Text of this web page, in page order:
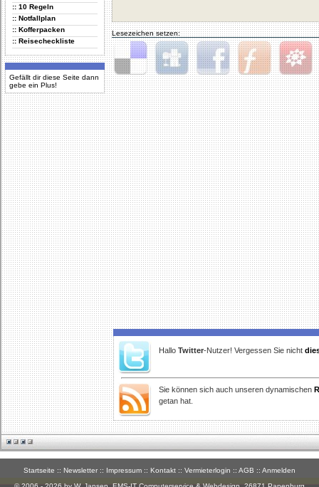
:: 10 Regeln
:: Notfallplan
:: Kofferpacken
:: Reisecheckliste
Gefällt dir diese Seite dann
gebe ein Plus!
Lesezeichen setzen:
Delicious Digg Facebook Furl StudiVZ
Hallo Twitter-Nutzer! Vergessen Sie nicht
Sie können sich auch unseren dynamischen
getan hat.
Startseite :: Newsletter :: Impressum :: Kontakt :: Vermieterlogin :: AGB :: Anmelden